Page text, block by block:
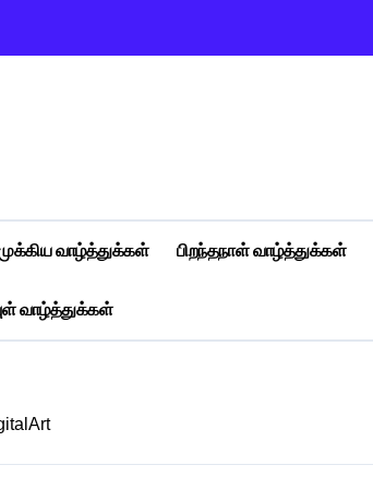
வாழ்த்துக்கள் பிறந்தநாள் வாழ்த்துக்கள்
வாழ்த்துக்கள்